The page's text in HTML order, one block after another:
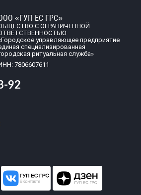
«ГУП ЕС ГРС»
С ОГРАНИЧЕННОЙ
управляющее предприятие
специализированная
ритуальная служба»
7806607611
92